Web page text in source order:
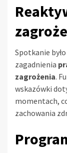
Spotkanie
zagadnienia
zagrożenia.
wskazówki
momentach,
zachowania